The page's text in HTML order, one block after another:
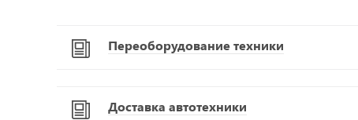
Переоборудование техники
Доставка автотехники